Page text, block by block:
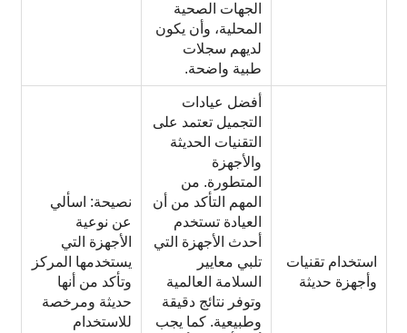
الجهات الصحية
المحلية، وأن يكون
لديهم سجلات
طبية واضحة.
استخدام تقنيات
وأجهزة حديثة
أفضل عيادات
التجميل تعتمد على
التقنيات الحديثة
والأجهزة
المتطورة. من
المهم التأكد من أن
العيادة تستخدم
أحدث الأجهزة التي
تلبي معايير
السلامة العالمية
وتوفر نتائج دقيقة
وطبيعية. كما يجب
نصيحة: اسألي
عن نوعية
الأجهزة التي
يستخدمها المركز
وتأكد من أنها
حديثة ومرخصة
للاستخدام